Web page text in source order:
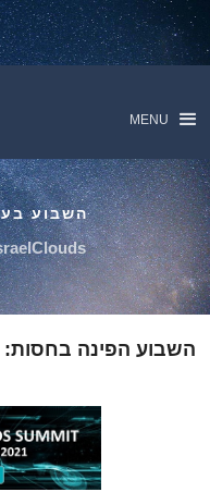
MENU
השבוע
השבוע הפינה